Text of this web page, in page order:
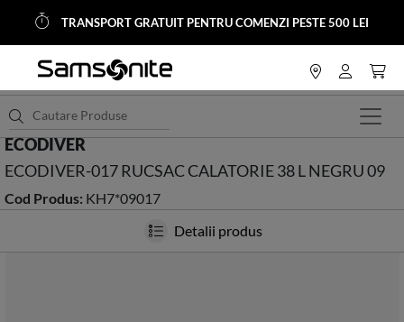
TRANSPORT GRATUIT PENTRU COMENZI PESTE 500 LEI
<HOME Hobby - Aventura
ECODIVER
ECODIVER-017 RUCSAC CALATORIE 38 L NEGRU 09
Cod Produs: KH7*09017
Detalii produs